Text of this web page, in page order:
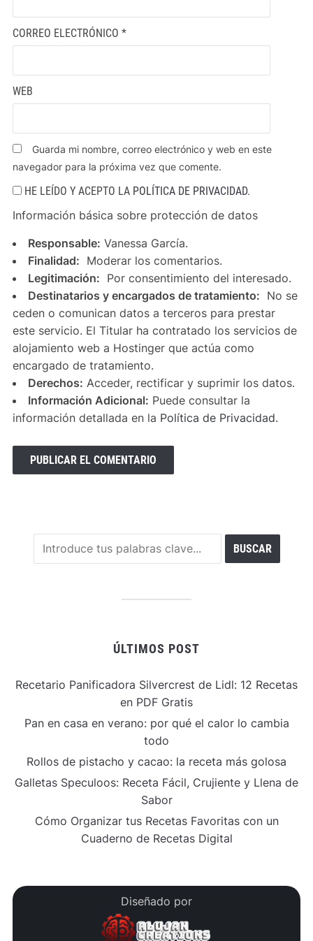
CORREO ELECTRÓNICO *
WEB
Guarda mi nombre, correo electrónico y web en este
navegador para la próxima vez que comente.
HE LEÍDO Y ACEPTO LA POLÍTICA DE PRIVACIDAD.
Información básica sobre protección de datos
Responsable: Vanessa García.
Finalidad: Moderar los comentarios.
Legitimación: Por consentimiento del interesado.
Destinatarios y encargados de tratamiento: No se
ceden o comunican datos a terceros para prestar
este servicio. El Titular ha contratado los servicios de
alojamiento web a Hostinger que actúa como
encargado de tratamiento.
Derechos: Acceder, rectificar y suprimir los datos.
Información Adicional: Puede consultar la
información detallada en la Política de Privacidad.
ÚLTIMOS POST
Recetario Panificadora Silvercrest de Lidl: 12 Recetas
en PDF Gratis
Pan en casa en verano: por qué el calor lo cambia
todo
Rollos de pistacho y cacao: la receta más golosa
Galletas Speculoos: Receta Fácil, Crujiente y Llena de
Sabor
Cómo Organizar tus Recetas Favoritas con un
Cuaderno de Recetas Digital
Diseñado por